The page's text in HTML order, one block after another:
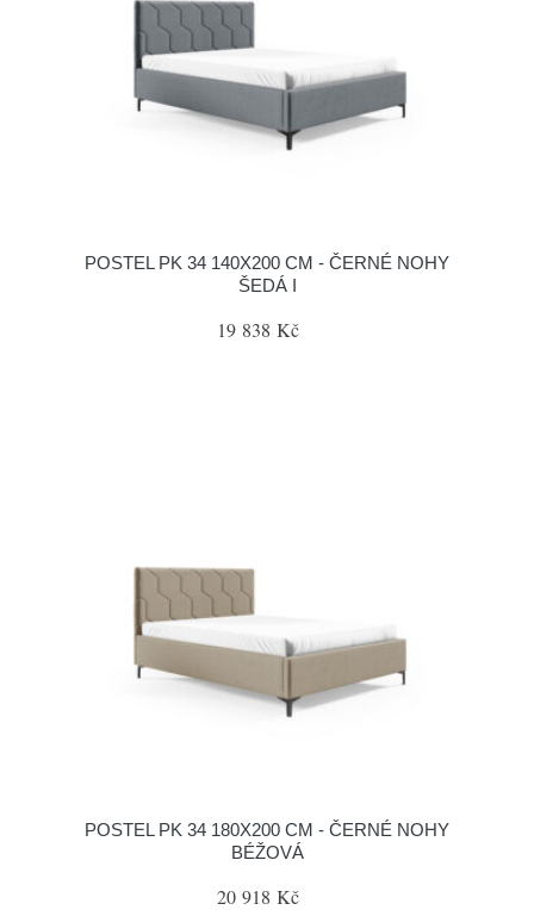
POSTEL PK 34 140X200 CM - ČERNÉ NOHY
ŠEDÁ I
19 838 Kč
POSTEL PK 34 180X200 CM - ČERNÉ NOHY
BÉŽOVÁ
20 918 Kč